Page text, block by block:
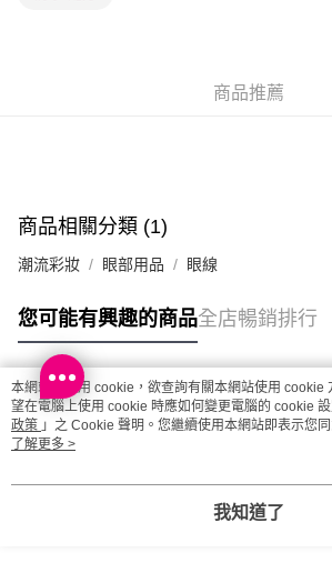
商品推薦
商品相關分類 (1)
潮流彩妝 眼部用品 眼線
您可能有興趣的商品全店暢銷排行
熱門標籤
熱銷排行
本網站中使用 cookie，欲查詢有關本網站使用 cookie
望在電腦上使用 cookie 時應如何變更電腦的 cookie
政策 」之 Cookie 聲明。您繼續使用本網站即表示您
條款之 Cookie 聲明使用 cookie。
了解更多 >
我知道了